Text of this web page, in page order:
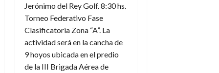
Jerónimo del Rey Golf. 8:30 hs.
Torneo Federativo Fase
Clasificatoria Zona “A”. La
actividad será en la cancha de
9 hoyos ubicada en el predio
de la III Brigada Aérea de